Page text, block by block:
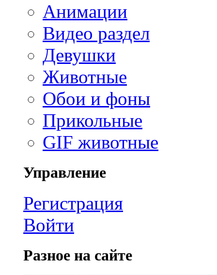
Анимации
Видео раздел
Девушки
Животные
Обои и фоны
Прикольные
GIF животные
Управление
Регистрация
Войти
Разное на сайте